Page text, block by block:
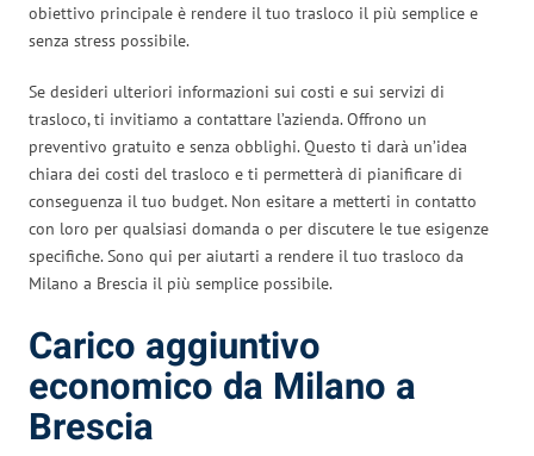
obiettivo principale è rendere il tuo trasloco il più semplice e
senza stress possibile.
Se desideri ulteriori informazioni sui costi e sui servizi di
trasloco, ti invitiamo a contattare l’azienda. Offrono un
preventivo gratuito e senza obblighi. Questo ti darà un’idea
chiara dei costi del trasloco e ti permetterà di pianificare di
conseguenza il tuo budget. Non esitare a metterti in contatto
con loro per qualsiasi domanda o per discutere le tue esigenze
specifiche. Sono qui per aiutarti a rendere il tuo trasloco da
Milano a Brescia il più semplice possibile.
Carico aggiuntivo
economico da Milano a
Brescia